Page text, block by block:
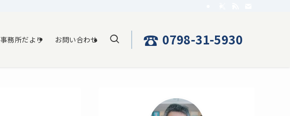
事務所だより お問い合わせ ☎ 0798-31-5930